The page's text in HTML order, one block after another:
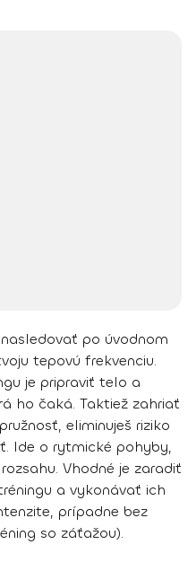
po úvodnom
tepovú frekvenciu.
je pripraviť telo a
ho čaká. Taktiež zahriať
eliminuješ riziko
Ide o rytmické pohyby,
Vhodné je zaradiť
a vykonávať ich
prípadne bez
so záťažou).